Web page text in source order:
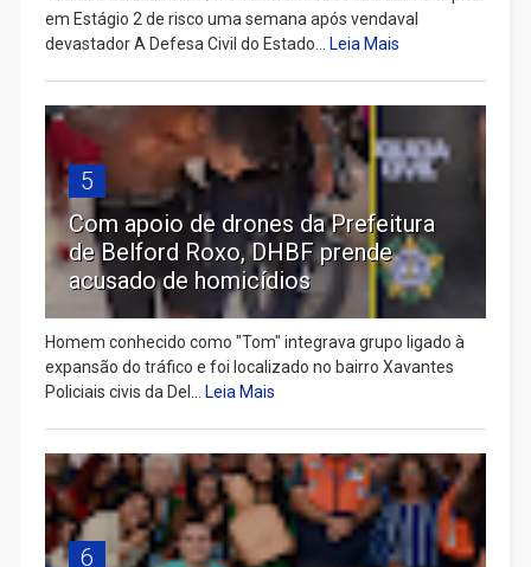
em Estágio 2 de risco uma semana após vendaval
devastador A Defesa Civil do Estado...
Leia Mais
5
Com apoio de drones da Prefeitura
de Belford Roxo, DHBF prende
acusado de homicídios
Homem conhecido como "Tom" integrava grupo ligado à
expansão do tráfico e foi localizado no bairro Xavantes
Policiais civis da Del...
Leia Mais
6